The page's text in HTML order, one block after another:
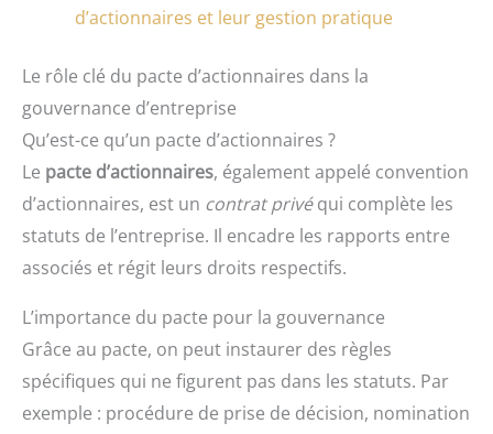
d’actionnaires et leur gestion pratique
Le rôle clé du pacte d’actionnaires dans la
gouvernance d’entreprise
Qu’est-ce qu’un pacte d’actionnaires ?
Le pacte d’actionnaires, également appelé convention
d’actionnaires, est un contrat privéqui complète les
statuts de l’entreprise. Il encadre les rapports entre
associés et régit leurs droits respectifs.
L’importance du pacte pour la gouvernance
Grâce au pacte, on peut instaurer des règles
spécifiques qui ne figurent pas dans les statuts. Par
exemple : procédure de prise de décision, nomination